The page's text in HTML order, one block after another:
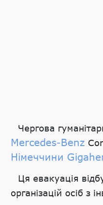
Чергова
Mercedes-Benz
Німеччини
Ця евакуація
організацій осіб з